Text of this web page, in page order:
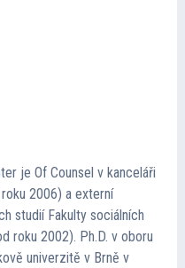
je Of Counsel v kanceláři
2006) a externí
studií Fakulty sociálních
roku 2002). Ph.D. v oboru
univerzitě v Brně v